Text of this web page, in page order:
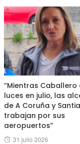
“Mientras
luces en julio, las
de A Coruña y
trabajan por sus
aeropuertos”
Posted
31 julio 2026